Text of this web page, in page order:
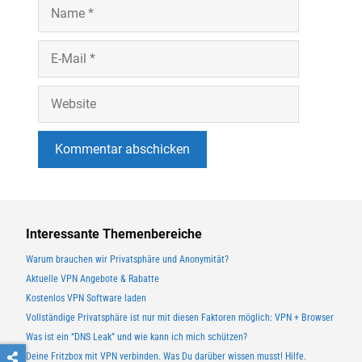
m
M
ib
Interessante Themenbereiche
Warum brauchen wir Privatsphäre und Anonymität?
Aktuelle VPN Angebote & Rabatte
Kostenlos VPN Software laden
Vollständige Privatsphäre ist nur mit diesen Faktoren möglich: VPN + Browser
Was ist ein “DNS Leak” und wie kann ich mich schützen?
Deine Fritzbox mit VPN verbinden. Was Du darüber wissen musst! Hilfe.